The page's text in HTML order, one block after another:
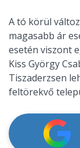
A tó körül
magasabb ár
esetén viszont
Kiss György
Tiszaderzsen
feltörekvő